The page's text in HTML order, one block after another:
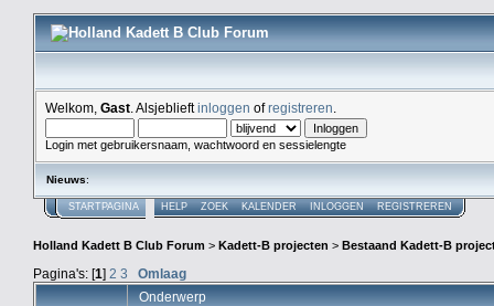
Welkom, Gast . Alsjeblieftinloggen ofregistreren
Login met gebruikersnaam, wachtwoord en sessielengte
Nieuws:
STARTPAGINA HELP ZOEK KALENDER INLOGGEN REGISTREREN
Holland Kadett B Club Forum > Kadett-B projecten > Bestaand Kadett-B
Pagina's: [1] 2 3
Omlaag
Onderwerp